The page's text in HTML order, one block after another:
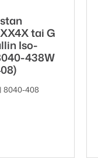
tai G
Iso-
438W
8040-408